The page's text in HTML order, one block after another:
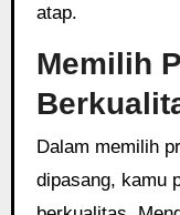
atap.
Memilih
Dalam memilih
dipasang, kamu